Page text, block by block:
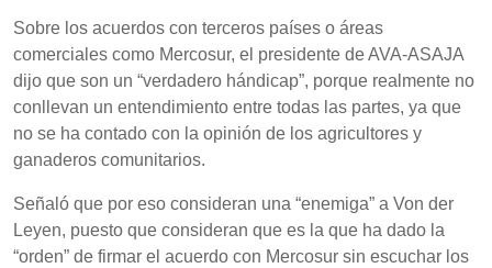
Sobre los acuerdos con terceros países o áreas
comerciales como Mercosur, el presidente de AVA-ASAJA
dijo que son un “verdadero hándicap”, porque realmente no
conllevan un entendimiento entre todas las partes, ya que
no se ha contado con la opinión de los agricultores y
ganaderos comunitarios.
Señaló que por eso consideran una “enemiga” a Von der
Leyen, puesto que consideran que es la que ha dado la
“orden” de firmar el acuerdo con Mercosur sin escuchar los